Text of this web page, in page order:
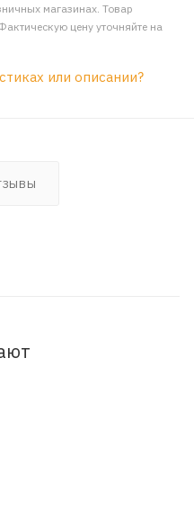
магазинах. Товар
цену уточняйте на
или описании?